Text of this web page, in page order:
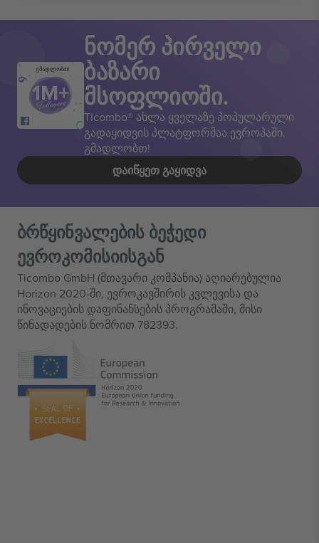
გმადლობთ!
ნომერ პირველი
ბაზარი
მსოფლიოში.
Ticombo® ახლა ყველაზე პოპულარული
გადაყიდვის პლატფორმაა ევროპაში.
გმადლობთ!
ᲓᲐᲘᲬᲧᲔᲗ ᲒᲐᲧᲘᲓᲕᲐ
ბრწყინვალების ბეჭედი
ევროკომისიისგან
Ticombo GmbH (მთავარი კომპანია) აღიარებულია
Horizon 2020-ში, ევროკავშირის კვლევისა და
ინოვაციების დაფინანსების პროგრამაში, მისი
წინადადების ნომრით 782393.